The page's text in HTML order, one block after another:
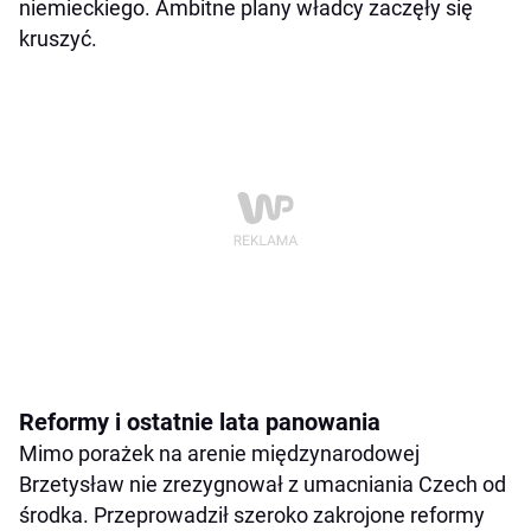
niemieckiego. Ambitne plany władcy zaczęły się
kruszyć.
Reformy i ostatnie lata panowania
Mimo porażek na arenie międzynarodowej
Brzetysław nie zrezygnował z umacniania Czech od
środka. Przeprowadził szeroko zakrojone reformy